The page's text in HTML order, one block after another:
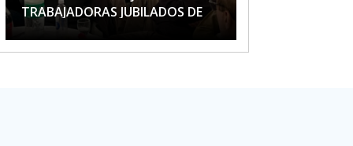
TRABAJADORAS JUBILADOS DE
APTA